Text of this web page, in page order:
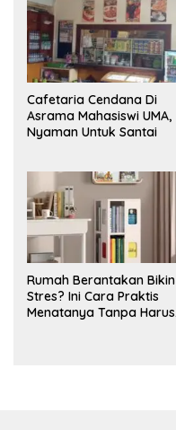
Cafetaria Cendana Di
Asrama Mahasiswi UMA,
Nyaman Untuk Santai
Rumah Berantakan Bikin
Stres? Ini Cara Praktis
Menatanya Tanpa Harus